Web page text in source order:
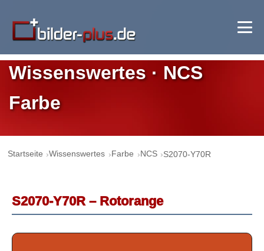
Wissenswertes · NCS
Farbe
Startseite Wissenswertes Farbe NCS S2070-Y70R
S2070-Y70R – Rotorange